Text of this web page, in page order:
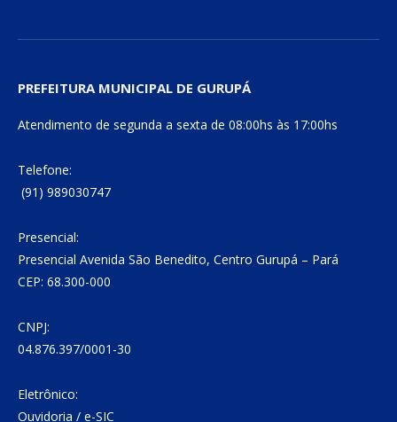
PREFEITURA MUNICIPAL DE GURUPÁ
Atendimento de segunda a sexta de 08:00hs às 17:00hs
Telefone:
(91) 989030747
Presencial:
Presencial Avenida São Benedito, Centro Gurupá – Pará
CEP: 68.300-000
CNPJ:
04.876.397/0001-30
Eletrônico:
Ouvidoria / e-SIC